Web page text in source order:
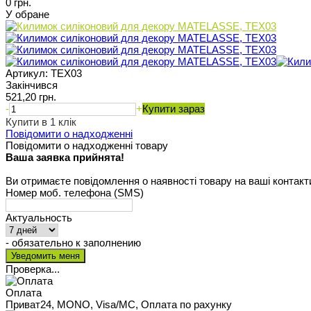
0 грн.
У обране
Артикул: TEX03
Закінчився
521,20 грн.
-
+Купити зараз
Купити в 1 клік
Повідомити о надходженні
Повідомити о надходженні товару
Ваша заявка прийнята!
Ви отримаєте повідомлення о наявності товару на ваші
Номер моб. телефона (SMS)
Актуальность
- обязательно к заполнению
Проверка...
Оплата
Приват24, MONO, Visa/MC, Оплата по рахунку